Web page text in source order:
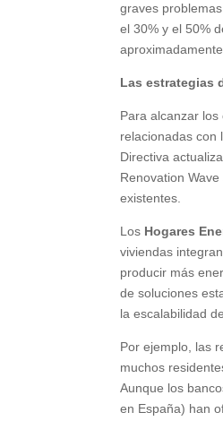
graves
el 30% y el 50%
Las estrategias
Para alcanzar
relacionadas con
Directiva
Renovation
existentes.
Los Hogares
viviendas
producir más
de soluciones
la escalabilidad
Por ejemplo, las
muchos
Aunque los
en España) han